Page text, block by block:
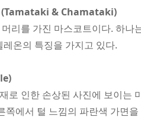
(Tamataki & Chamataki)
리를 가진 마스코트이다. 하
온의 특징을 가지고 있다.
로 인한 손상된 사진에 보이는
쪽에서 털 느낌의 파란색 가면